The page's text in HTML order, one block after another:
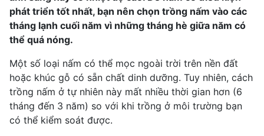
phát triển tốt nhất, bạn nên chọn trồng nấm vào các
tháng lạnh cuối năm vì những tháng hè giữa năm có
thể quá nóng.
Một số loại nấm có thể mọc ngoài trời trên nền đất
hoặc khúc gỗ có sẵn chất dinh dưỡng. Tuy nhiên, cách
trồng nấm ở tự nhiên này mất nhiều thời gian hơn (6
tháng đến 3 năm) so với khi trồng ở môi trường bạn
có thể kiểm soát được.